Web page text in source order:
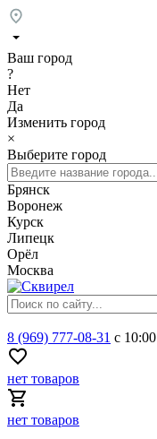
Ваш город
?
Нет
Да
Изменить город
×
Выберите город
Брянск
Воронеж
Курск
Липецк
Орёл
Москва
8 (969) 777-08-31 с
нет товаров
нет товаров